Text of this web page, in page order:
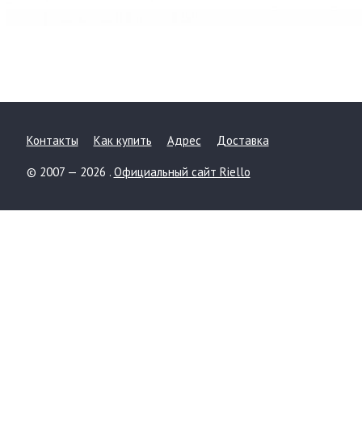
Контакты Как купить Адрес Доставка
© 2007 — 2026 . Официальный сайт Riello